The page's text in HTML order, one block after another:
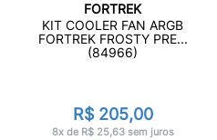
FORTREK
KIT COOLER FAN ARGB
FORTREK FROSTY PRE...
(84966)
R$ 205,00
8x de R$ 25,63 sem juros